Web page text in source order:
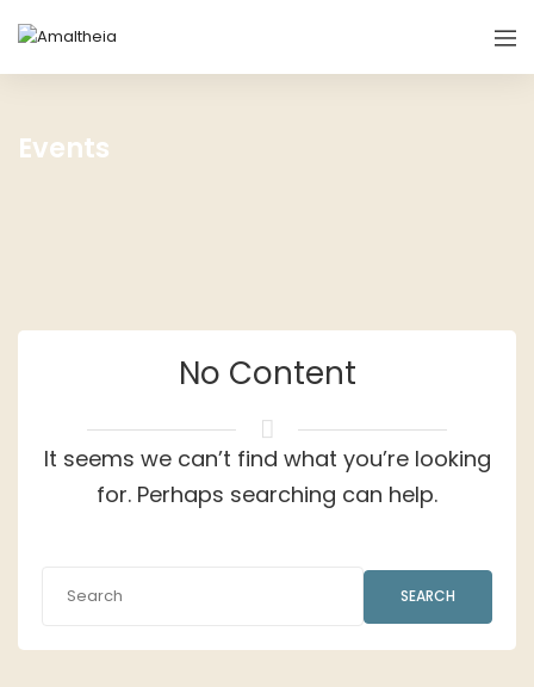
Events
No Content
It seems we can’t find what you’re looking
for. Perhaps searching can help.
SEARCH